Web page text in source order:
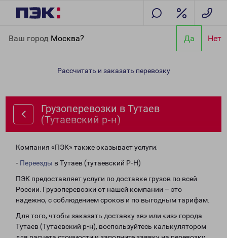
Ваш город Москва? Да Нет
р-н)
Рассчитать и заказать перевозку
Грузоперевозки в Тутаев
(Тутаевский р-н)
Компания «ПЭК» также оказывает услуги:
- Переезды в Тутаев (тутаевский Р-Н)
ПЭК предоставляет услуги по доставке грузов по всей
России. Грузоперевозки от нашей компании – это
надежно, с соблюдением сроков и по выгодным тарифам.
Для того, чтобы заказать доставку «в» или «из» города
Тутаев (Тутаевский р-н), воспользуйтесь калькулятором